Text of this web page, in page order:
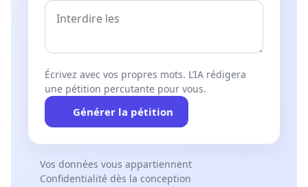
Écrivez avec vos propres mots. L’IA rédigera
une pétition percutante pour vous.
Générer la pétition
Vos données vous appartiennent
Confidentialité dès la conception